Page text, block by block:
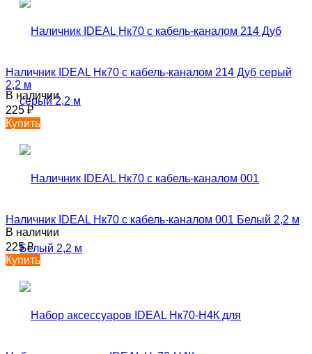
Наличник IDEAL Нк70 с кабель-каналом 214 Дуб серый
2,2 м
В наличии
225₽
Купить
Наличник IDEAL Нк70 с кабель-каналом 001 Белый 2,2 м
В наличии
225₽
Купить